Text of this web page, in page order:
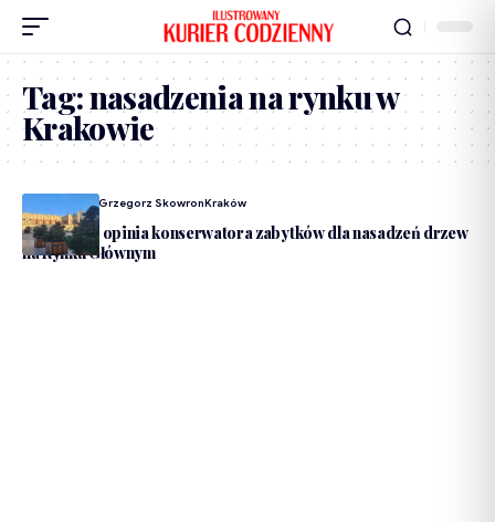
Tag:nasadzenia na rynku w
Krakowie
Dodane PrzezGrzegorz SkowronKraków
Pozytywna opinia konserwatora zabytków dla nasadzeń drzew
na Rynku Głównym